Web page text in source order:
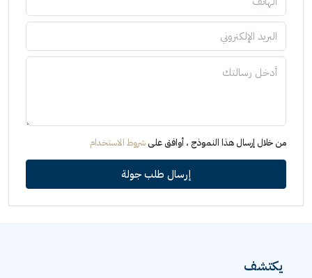
من خلال إرسال هذا النموذج ، أوافق على شروط الاستخدام
إرسال طلب جولة
يكتشف